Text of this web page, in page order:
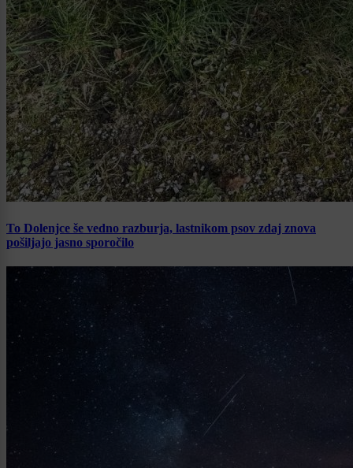
To Dolenjce še vedno razburja, lastnikom psov zdaj znova
pošiljajo jasno sporočilo